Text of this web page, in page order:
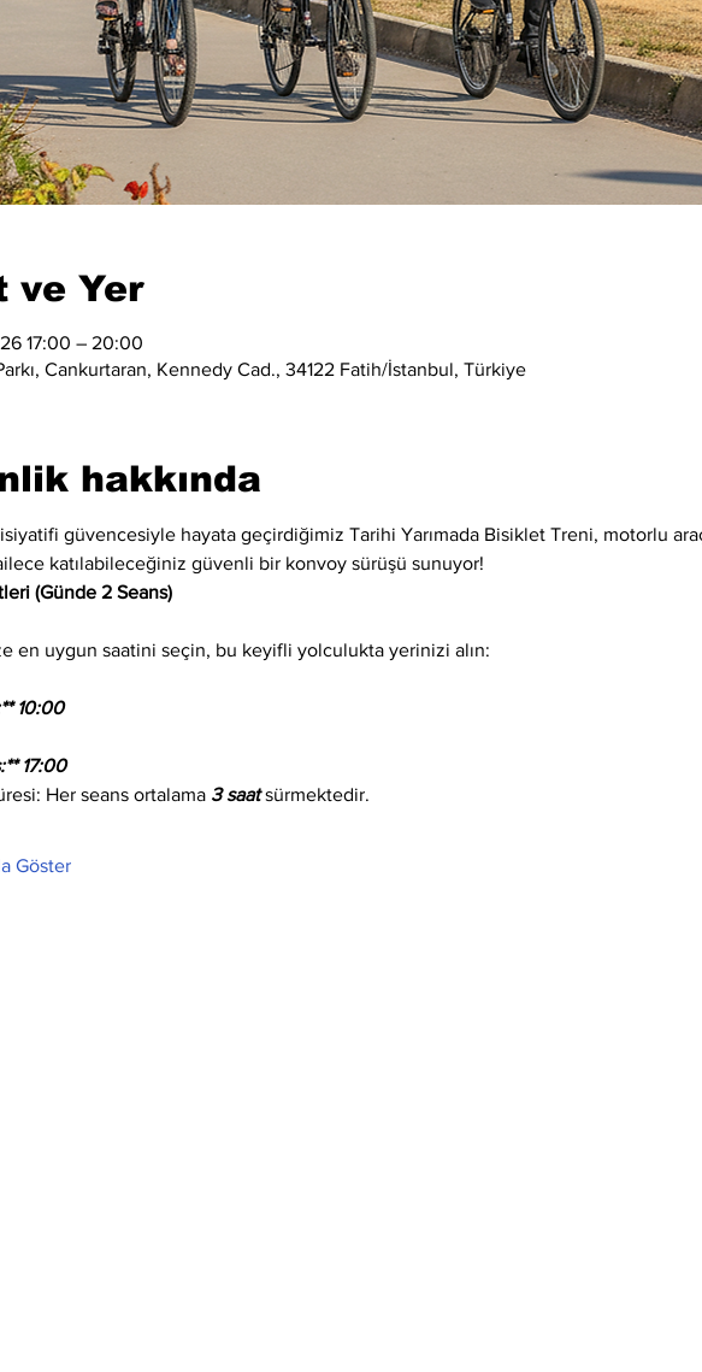
ve Yer
17:00 – 20:00
Cankurtaran, Kennedy Cad., 34122 Fatih/İstanbul, Türkiye
hakkında
güvencesiyle hayata geçirdiğimiz Tarihi Yarımada Bisiklet Treni, motorlu
katılabileceğiniz güvenli bir konvoy sürüşü sunuyor!
(Günde 2 Seans)
en uygun saatini seçin, bu keyifli yolculukta yerinizi alın:
10:00
17:00
Her seans ortalama 3 saat sürmektedir.
Göster